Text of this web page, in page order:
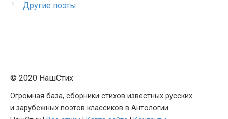
Другие поэты
© 2020 НашСтих
Огромная база, сборники стихов известных русских
и зарубежных поэтов классиков в Антологии